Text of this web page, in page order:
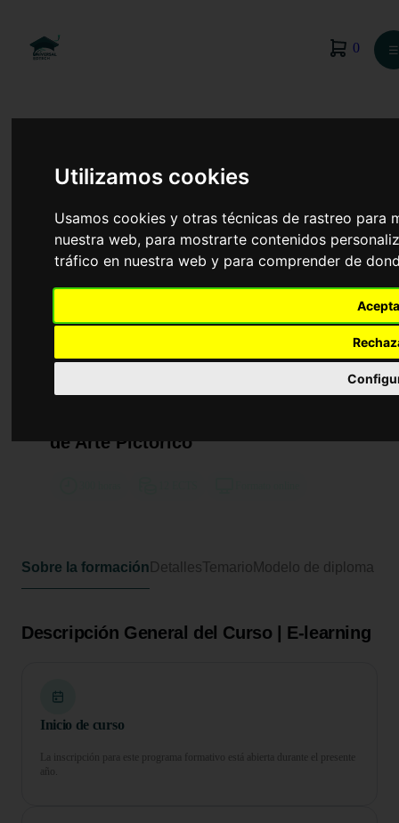
Utilizamos cookies
Usamos cookies y otras técnicas de rastreo para
nuestra web, para mostrarte contenidos
tráfico en nuestra web y para comprender de
0 ☰
Curso de Desarrollo Profesional en
de Arte Pictórico
Sobre la formación DetallesTemario Modelo de diploma
Descripción General del Curso | E-learning
Inicio de curso
La inscripción para este programa formativo está abierta durante el presente
año.